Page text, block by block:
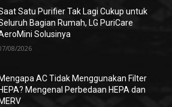
Satu Purifier Tak Lagi Cukup untuk
Bagian Rumah, LG PuriCare
Solusinya
08/2026
Mengapa AC Tidak Menggunakan Filter
HEPA? Mengenal Perbedaan HEPA dan
MERV